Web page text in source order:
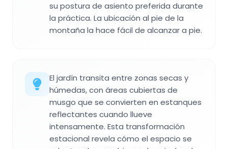
su postura de asiento preferida durante
la práctica. La ubicación al pie de la
montaña la hace fácil de alcanzar a pie.
El jardín transita entre zonas secas y
húmedas, con áreas cubiertas de
musgo que se convierten en estanques
reflectantes cuando llueve
intensamente. Esta transformación
estacional revela cómo el espacio se